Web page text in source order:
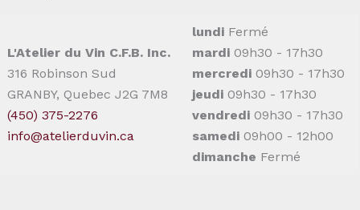
L'Atelier du Vin C.F.B. Inc.
316 Robinson Sud
GRANBY, Quebec J2G 7M8
(450) 375-2276
info@atelierduvin.ca
lundi Fermé
mardi 09h30 - 17h30
mercredi 09h30 - 17h30
jeudi 09h30 - 17h30
vendredi 09h30 - 17h30
samedi 09h00 - 12h00
dimanche Fermé